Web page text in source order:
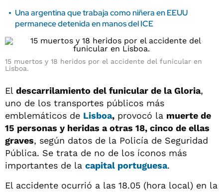
Una argentina que trabaja como niñera en EEUU
permanece detenida en manos del ICE
15 muertos y 18 heridos por el accidente del funicular en
Lisboa.
El descarrilamiento del funicular de la Gloria,
uno de los transportes públicos más
emblemáticos de Lisboa, provocó la muerte de
15 personas y heridas a otras 18, cinco de ellas
graves, según datos de la Policía de Seguridad
Pública. Se trata de no de los íconos más
importantes de la capital portuguesa.
El accidente ocurrió a las 18.05 (hora local) en la